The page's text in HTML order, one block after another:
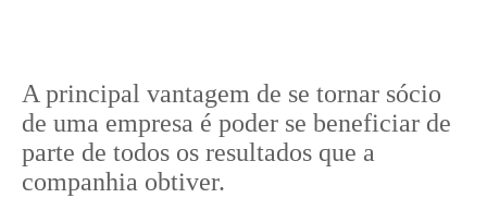
A principal vantagem de se tornar sócio
de uma empresa é poder se beneficiar de
parte de todos os resultados que a
companhia obtiver.